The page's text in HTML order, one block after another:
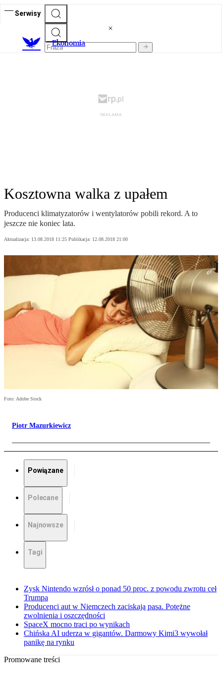
Serwisy
Ekonomia
Kosztowna walka z upałem
Producenci klimatyzatorów i wentylatorów pobili rekord. A to
jeszcze nie koniec lata.
Aktualizacja: 13.08.2018 11:25 Publikacja: 12.08.2018 21:00
Foto: Adobe Stock
Piotr Mazurkiewicz
Powiązane
Polecane
Najnowsze
Tagi
Zysk Nintendo wzrósł o ponad 50 proc. z powodu zwrotu ceł
Trumpa
Producenci aut w Niemczech zaciskają pasa. Potężne
zwolnienia i oszczędności
SpaceX mocno traci po wynikach
Chińska AI uderza w gigantów. Darmowy Kimi3 wywołał
panikę na rynku
Promowane treści